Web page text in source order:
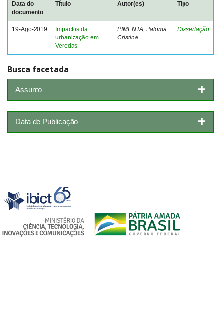
Data do
documento
Título Autor(es) Tipo
19-Ago-2019
Impactos da
urbanização em
Veredas
PIMENTA, Paloma
Cristina
Dissertação
Busca facetada
Assunto
Data de Publicação